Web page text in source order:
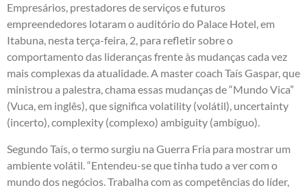
Empresários, prestadores de serviços e futuros
empreendedores lotaram o auditório do Palace Hotel, em
Itabuna, nesta terça-feira, 2, para refletir sobre o
comportamento das lideranças frente às mudanças cada vez
mais complexas da atualidade. A master coach Taís Gaspar, que
ministrou a palestra, chama essas mudanças de “Mundo Vica”
(Vuca, em inglês), que significa volatility (volátil), uncertainty
(incerto), complexity (complexo) ambiguity (ambíguo).
Segundo Taís, o termo surgiu na Guerra Fria para mostrar um
ambiente volátil. “Entendeu-se que tinha tudo a ver com o
mundo dos negócios. Trabalha com as competências do líder,